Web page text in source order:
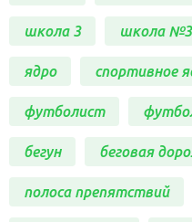
школа 3 школа №3
ядро спортивное
футболист
бегун беговая
полоса препятствий